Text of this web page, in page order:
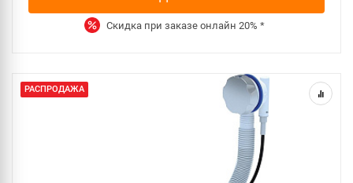
Скидка при заказе онлайн 20% *
РАСПРОДАЖА